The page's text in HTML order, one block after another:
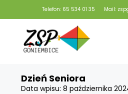
Telefon: 65 534 01 35 Mail:
Dzień Seniora
Data wpisu:8 października